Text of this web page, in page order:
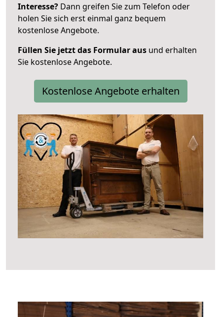
Interesse? Dann greifen Sie zum Telefon oder
holen Sie sich erst einmal ganz bequem
kostenlose Angebote.
Füllen Sie jetzt das Formular aus und erhalten
Sie kostenlose Angebote.
Kostenlose Angebote erhalten